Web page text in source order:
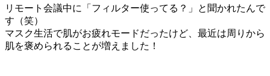
リモート会議中に「フィルター使ってる？」と聞かれたんで
す（笑）
マスク生活で肌がお疲れモードだったけど、最近は周りから
肌を褒められることが増えました！